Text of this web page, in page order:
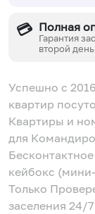
💳 Полная
Гарантия
второй
Успешно c
квартир
Квартиры и номера в
для
кейбокс
Только
заселения 24/7